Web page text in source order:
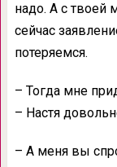
надо. А с твоей
сейчас
потеряемся.
– Тогда мне
– Настя
– А меня вы